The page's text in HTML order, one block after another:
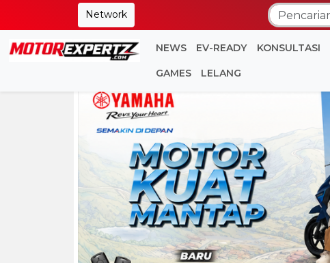
Network
NEWS EV-READY KONSULTASI
GAMES LELANG